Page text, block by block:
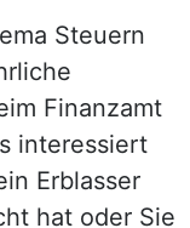
Steuern
Finanzamt
interessiert
Erblasser
hat oder Sie